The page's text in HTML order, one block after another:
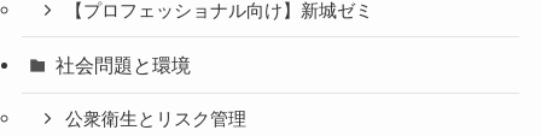
【プロフェッショナル向け】新城ゼミ
社会問題と環境
公衆衛生とリスク管理